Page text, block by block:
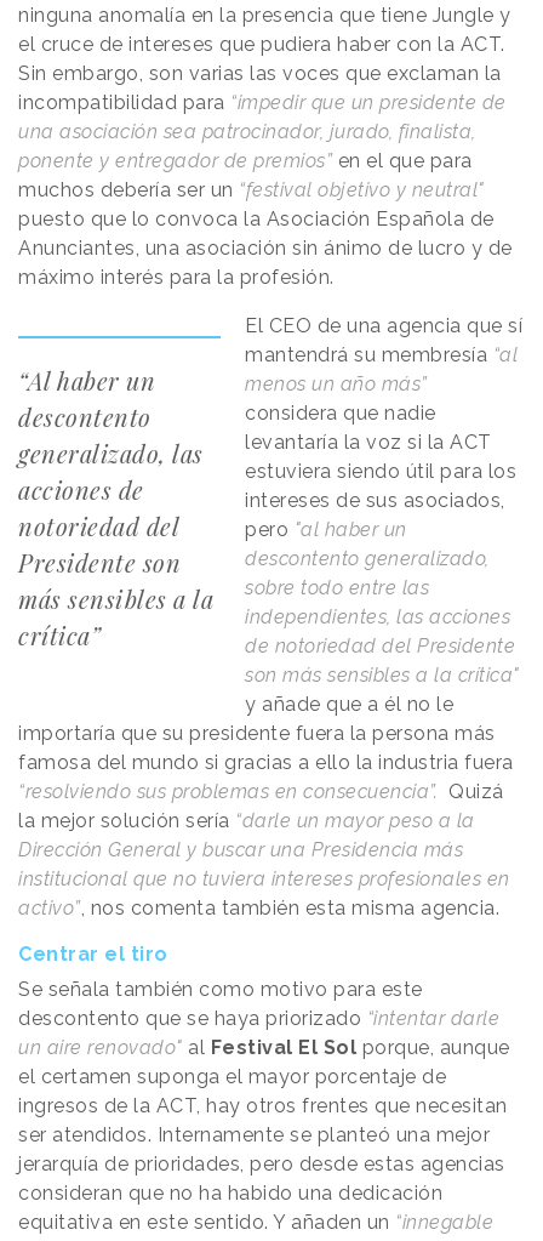
ninguna anomalía en la presencia que tiene Jungle y
el cruce de intereses que pudiera haber con la ACT.
Sin embargo, son varias las voces que exclaman la
incompatibilidad para “impedir que un presidente de
una asociación sea patrocinador, jurado, finalista,
ponente y entregador de premios” en el que para
muchos debería ser un “festival objetivo y neutral"
puesto que lo convoca la Asociación Española de
Anunciantes, una asociación sin ánimo de lucro y de
máximo interés para la profesión.
“Al haber un
descontento
generalizado, las
acciones de
notoriedad del
Presidente son
más sensibles a la
crítica”
El CEO de una agencia que sí
mantendrá su membresía “al
menos un año más”
considera que nadie
levantaría la voz si la ACT
estuviera siendo útil para los
intereses de sus asociados,
pero "al haber un
descontento generalizado,
sobre todo entre las
independientes, las acciones
de notoriedad del Presidente
son más sensibles a la crítica"
y añade que a él no le
importaría que su presidente fuera la persona más
famosa del mundo si gracias a ello la industria fuera
“resolviendo sus problemas en consecuencia”. Quizá
la mejor solución sería “darle un mayor peso a la
Dirección General y buscar una Presidencia más
institucional que no tuviera intereses profesionales en
activo”, nos comenta también esta misma agencia.
Centrar el tiro
Se señala también como motivo para este
descontento que se haya priorizado “intentar darle
un aire renovado" al Festival El Sol porque, aunque
el certamen suponga el mayor porcentaje de
ingresos de la ACT, hay otros frentes que necesitan
ser atendidos. Internamente se planteó una mejor
jerarquía de prioridades, pero desde estas agencias
consideran que no ha habido una dedicación
equitativa en este sentido. Y añaden un “innegable